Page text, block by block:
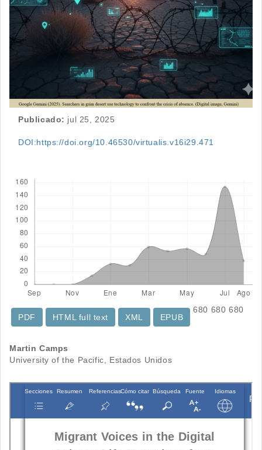
Publicado: jul 25, 2025
DOI:https://doi.org/10.46530/virtualis.v16i29.471
680
PDF
680
HTML full text
XML
680
EPUB
Contenido
principal
del
artículo
Martin Camps
University of the Pacific, Estados Unidos